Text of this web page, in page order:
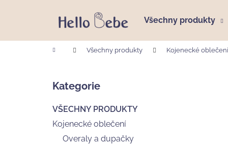
Všechny produkty
Domů Všechny produkty Kojenecké oblečení
Přeskočit
kategorie
Kategorie
VŠECHNY PRODUKTY
Kojenecké oblečení
Overaly a dupačky
í
do
do